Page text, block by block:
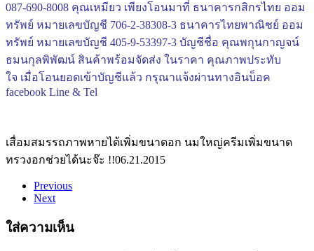
087-690-8008 คุณเหมียว เพียงโอนมาที่ ธนาคารกสิกรไทย ออม
ทรัพย์ หมายเลขบัญชี 706-2-38308-3 ธนาคารไทยพาณิชย์ ออม
ทรัพย์ หมายเลขบัญชี 405-9-53397-3 บัญชีชื่อ คุณพกุนกาญจน์
ธมนกุลพิพัฒน์ สินค้าพร้อมจัดส่ง ในราคา คุณภาพประทับ
ใจ เมื่อโอนยอดเข้าบัญชีแล้ว กรุณาแจ้งผ่านทางอินบ็อค
facebook Line & Tel
เสื่อมสมรรถภาพหายได้เพิ่มขนาดอก นมใหญ่ครีมเพิ่มขนาด
ทรวงอกช่วยได้นะจ๊ะ !!06.21.2015
Previous
Next
ใส่ความเห็น